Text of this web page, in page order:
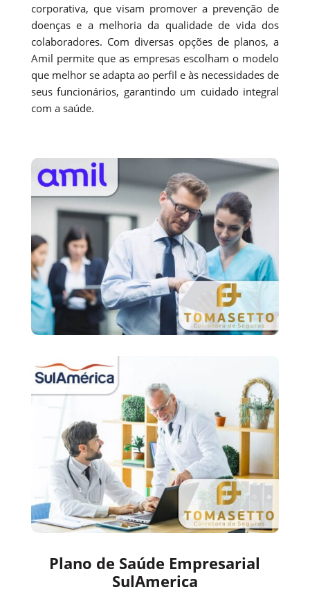
corporativa, que visam promover a prevenção de
doenças e a melhoria da qualidade de vida dos
colaboradores. Com diversas opções de planos, a
Amil permite que as empresas escolham o modelo
que melhor se adapta ao perfil e às necessidades de
seus funcionários, garantindo um cuidado integral
com a saúde.
Plano de Saúde Empresarial
SulAmerica